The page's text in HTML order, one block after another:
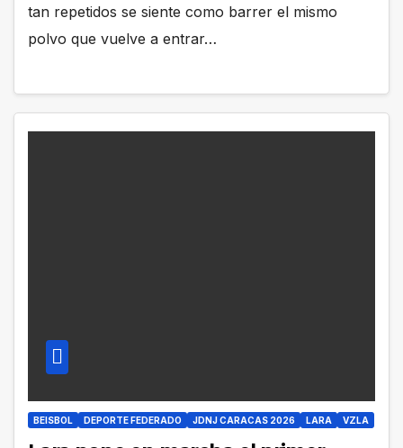
tan repetidos se siente como barrer el mismo
polvo que vuelve a entrar…
BEISBOL DEPORTE FEDERADO JDNJ CARACAS 2026 LARA VZLA